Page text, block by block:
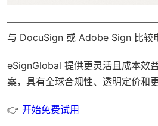
与 DocuSign 或 Adobe Sign 比较
eSignGlobal 提供更灵活且成本效
案，具有全球合规性、透明定价和
👉 开始免费试用